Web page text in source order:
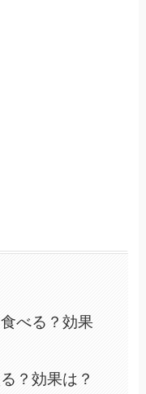
べる？効果
？効果は？